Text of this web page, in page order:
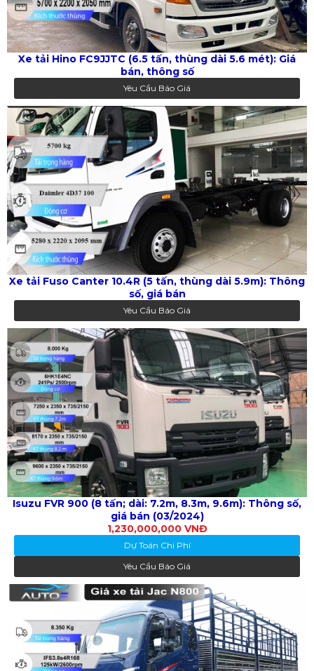
Xe tải Hino FC9JJTC (6.5 tấn, thùng dài 5.6 mét): Giá
bán, thông số
Yêu Cầu Báo Giá
Xe tải Fuso Canter 10.4R (5 tấn, thùng dài 5.9m): Thông
số, giá bán
Yêu Cầu Báo Giá
Isuzu FVR 900 (8 tấn; dài: 7.2m, 8.3m, 9.6m): Thông số,
giá bán (03/2024)
1,230,000,000 VNĐ
Dự Toán Chi Phí
Yêu Cầu Báo Giá